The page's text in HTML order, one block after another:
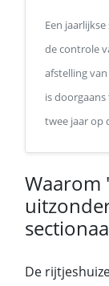
Een
de controle
afstelling
is
twee jaar op
Waarom
De